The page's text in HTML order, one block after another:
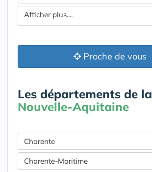
Afficher plus....
Proche de vous
Les départements de la
Nouvelle-Aquitaine
Charente
Charente-Maritime